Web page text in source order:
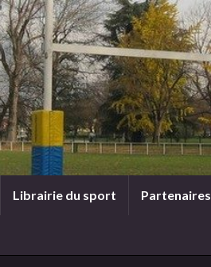
Librairie du sport Partenaires